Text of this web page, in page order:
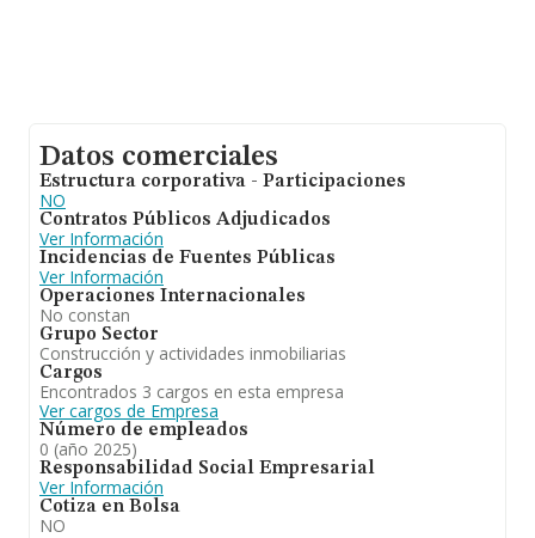
Datos comerciales
Estructura corporativa - Participaciones
NO
Contratos Públicos Adjudicados
Ver Información
Incidencias de Fuentes Públicas
Ver Información
Operaciones Internacionales
No constan
Grupo Sector
Construcción y actividades inmobiliarias
Cargos
Encontrados 3 cargos en esta empresa
Ver cargos de Empresa
Número de empleados
0 (año 2025)
Responsabilidad Social Empresarial
Ver Información
Cotiza en Bolsa
NO